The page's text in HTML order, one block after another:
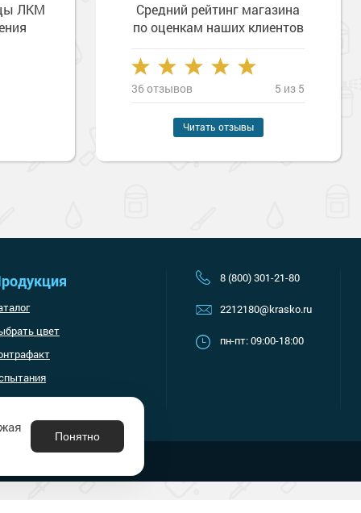
ЛКМ
Средний рейтинг магазина
по оценкам наших клиентов
36 отзывов 5 из 5
Читать отзывы
цвет
8 (800) 301-21-80
2212180@krasko.ru
пн-пт: 09:00-18:00
Понятно